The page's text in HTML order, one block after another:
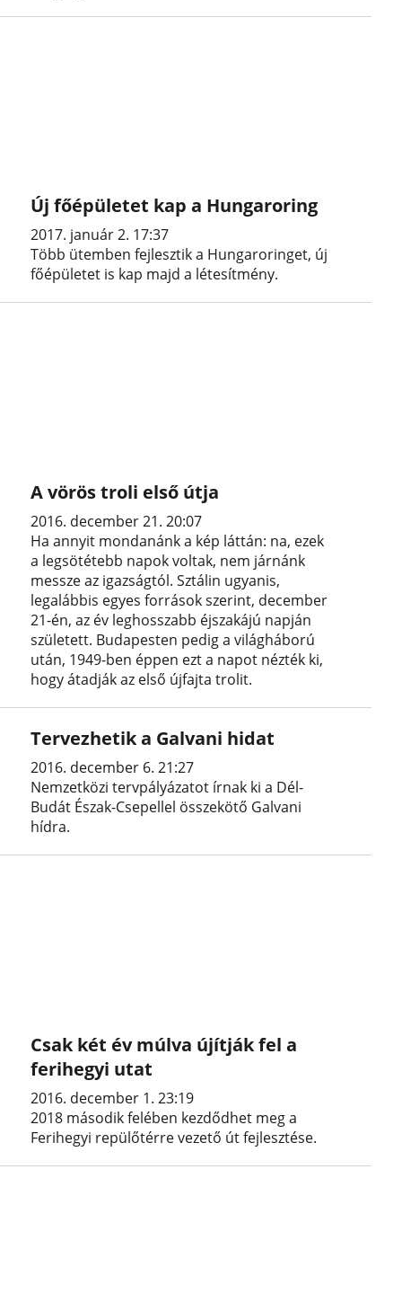
Új főépületet kap a Hungaroring
2017. január 2. 17:37
Több ütemben fejlesztik a Hungaroringet, új
főépületet is kap majd a létesítmény.
A vörös troli első útja
2016. december 21. 20:07
Ha annyit mondanánk a kép láttán: na, ezek
a legsötétebb napok voltak, nem járnánk
messze az igazságtól. Sztálin ugyanis,
legalábbis egyes források szerint, december
21-én, az év leghosszabb éjszakájú napján
született. Budapesten pedig a világháború
után, 1949-ben éppen ezt a napot nézték ki,
hogy átadják az első újfajta trolit.
Tervezhetik a Galvani hidat
2016. december 6. 21:27
Nemzetközi tervpályázatot írnak ki a Dél-
Budát Észak-Csepellel összekötő Galvani
hídra.
Csak két év múlva újítják fel a
ferihegyi utat
2016. december 1. 23:19
2018 második felében kezdődhet meg a
Ferihegyi repülőtérre vezető út fejlesztése.